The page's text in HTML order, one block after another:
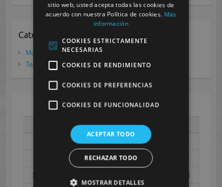
Categorias
Murcia
Tenerife
AGOSTO 2026
X J V
5 6 7
10 16
sitio web, usted acepta todas las cookies de
acuerdo con nuestra Política de cookies. Más
información
COOKIES ESTRICTAMENTE
NECESARIAS
COOKIES DE RENDIMIENTO
COOKIES DE PREFERENCIAS
COOKIES DE FUNCIONALIDAD
ACEPTAR TODO
RECHAZAR TODO
MOSTRAR DETALLES